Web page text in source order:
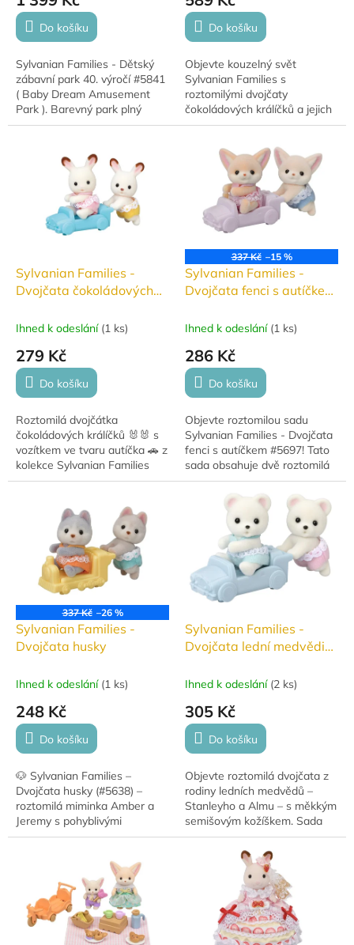
Do košíku
Sylvanian Families - Dětský
zábavní park 40. výročí #5841
( Baby Dream Amusement
Park ). Barevný park plný
atrakcí s palácem, otevíracími
miminka...
Do košíku
Objevte kouzelný svět
Sylvanian Families s
roztomilými dvojčaty
čokoládových králíčků a jejich
stylovým kočárkem. Ideální
skvělý dárek pro děti od 3 let.
Sylvanian Families -
Dvojčata čokoládových
tvaru autíčka #5420
Ihned k odeslání (1 ks)
279 Kč
Do košíku
Roztomilá dvojčátka
čokoládových králíčků 🐰🐰 s
vozítkem ve tvaru autíčka 🚗 z
kolekce Sylvanian Families
jsou ideálním doplňkem
337 Kč –15 %
Sylvanian Families -
Dvojčata fenci s autíčkem
Ihned k odeslání (1 ks)
286 Kč
Do košíku
Objevte roztomilou sadu
Sylvanian Families - Dvojčata
fenci s autíčkem #5697! Tato
sada obsahuje dvě roztomilá
fencí dvojčátka a jejich malé
autíčko, které je ideální pro...
337 Kč –26 %
Sylvanian Families -
Dvojčata husky
Ihned k odeslání (1 ks)
248 Kč
Do košíku
🐶 Sylvanian Families –
Dvojčata husky (#5638) –
roztomilá miminka Amber a
Jeremy s pohyblivými
hlavičkami a vozíkem ve tvaru
sběratele i děti od 3...
Sylvanian Families -
Dvojčata lední medvědi
Ihned k odeslání (2 ks)
305 Kč
Do košíku
Objevte roztomilá dvojčata z
rodiny ledních medvědů –
Stanleyho a Almu – s měkkým
semišovým kožíškem. Sada
obsahuje dvě figurky a vozítko
ve tvaru autíčka, které lze
kombinovat...